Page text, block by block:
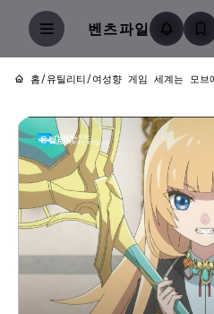
벤츠파일
홈/유틸리티/여성향 게임 세계는 모
유틸리티